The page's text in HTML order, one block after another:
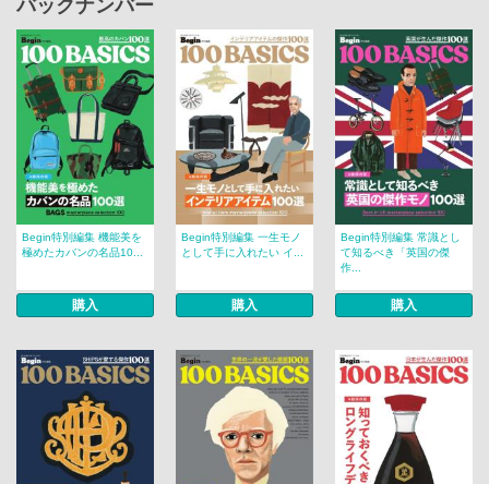
バックナンバー
Begin特別編集 機能美を
極めたカバンの名品10...
購入
Begin特別編集 一生モノ
として手に入れたい イ...
購入
Begin特別編集 常識とし
て知るべき「英国の傑
作...
購入